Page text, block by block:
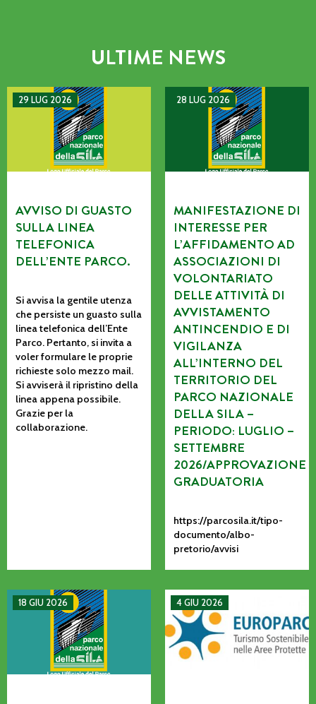
ULTIME NEWS
29 LUG 2026
AVVISO DI GUASTO SULLA LINEA TELEFONICA DELL’ENTE
AVVISO DI GUASTO
SULLA LINEA
TELEFONICA
DELL’ENTE PARCO.
Si avvisa la gentile utenza
che persiste un guasto sulla
linea telefonica dell’Ente
Parco. Pertanto, si invita a
voler formulare le proprie
richieste solo mezzo mail.
Si avviserà il ripristino della
linea appena possibile.
Grazie per la
collaborazione.
28 LUG 2026
MANIFESTAZIONE DI
MANIFESTAZIONE DI
INTERESSE PER
L’AFFIDAMENTO AD
ASSOCIAZIONI DI
VOLONTARIATO
DELLE ATTIVITÀ DI
AVVISTAMENTO
ANTINCENDIO E DI
VIGILANZA
ALL’INTERNO DEL
TERRITORIO DEL
PARCO NAZIONALE
DELLA SILA –
PERIODO: LUGLIO –
SETTEMBRE
2026/APPROVAZIONE
GRADUATORIA
https://parcosila.it/tipo-
documento/albo-
pretorio/avvisi
18 GIU 2026
MANIFESTAZIONE DI INTERESSE PER L’AFFIDAMENTO
4 GIU 2026
La CETS come processo